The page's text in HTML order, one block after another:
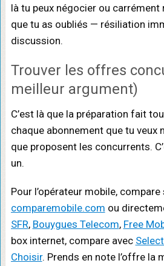
là tu peux négocier ou carrément
que tu as oubliés — résiliation
discussion.
Trouver les offres
meilleur argument)
C’est là que la préparation fait
chaque abonnement que tu veux
que proposent les concurrents.
un.
Pour l’opérateur mobile, compare
comparemobile.com ou
SFR, Bouygues Telecom, Free
box internet, compare avec
Choisir. Prends en note l’offre la